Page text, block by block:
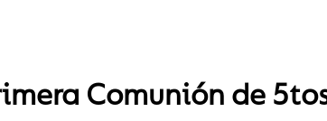
Comunión de